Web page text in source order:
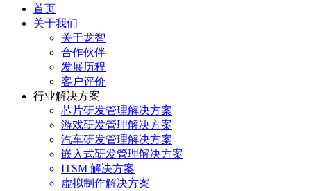
首页
关于我们
关于龙智
合作伙伴
发展历程
客户评价
行业解决方案
芯片研发管理解决方案
游戏研发管理解决方案
汽车研发管理解决方案
嵌入式研发管理解决方案
ITSM 解决方案
虚拟制作解决方案